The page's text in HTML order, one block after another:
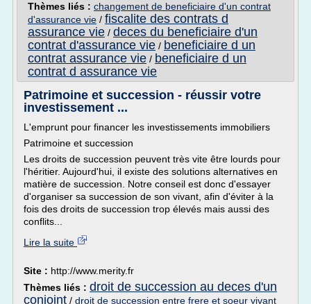
Thèmes liés : changement de beneficiaire d'un contrat
d'assurance vie / fiscalite des contrats d
assurance vie / deces du beneficiaire d'un
contrat d'assurance vie / beneficiaire d un
contrat assurance vie / beneficiaire d un
contrat d assurance vie
Patrimoine et succession - réussir votre
investissement ...
L'emprunt pour financer les investissements immobiliers
Patrimoine et succession
Les droits de succession peuvent très vite être lourds pour
l'héritier. Aujourd'hui, il existe des solutions alternatives en
matière de succession. Notre conseil est donc d'essayer
d'organiser sa succession de son vivant, afin d'éviter à la
fois des droits de succession trop élevés mais aussi des
conflits...
Lire la suite
Site : http://www.merity.fr
Thèmes liés : droit de succession au deces d'un
conjoint / droit de succession entre frere et soeur vivant